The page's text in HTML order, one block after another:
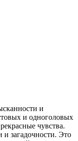
и
и одноголовых
чувства.
загадочности. Это